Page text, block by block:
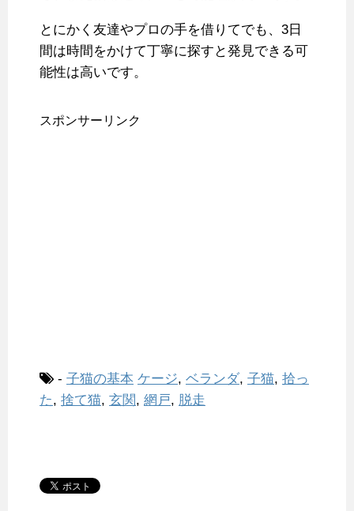
とにかく友達やプロの手を借りてでも、3日
間は時間をかけて丁寧に探すと発見できる可
能性は高いです。
スポンサーリンク
- 子猫の基本 ケージ, ベランダ, 子猫, 拾っ
た, 捨て猫, 玄関, 網戸, 脱走